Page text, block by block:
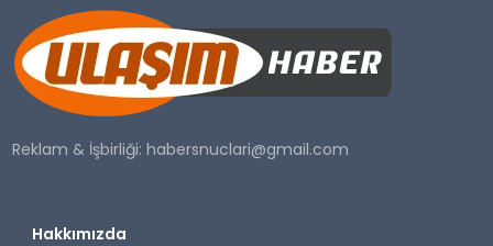
SAĞLIK
YAŞAM
Reklam & İşbirliği:habersnuclari@gmail.com
Hakkımızda